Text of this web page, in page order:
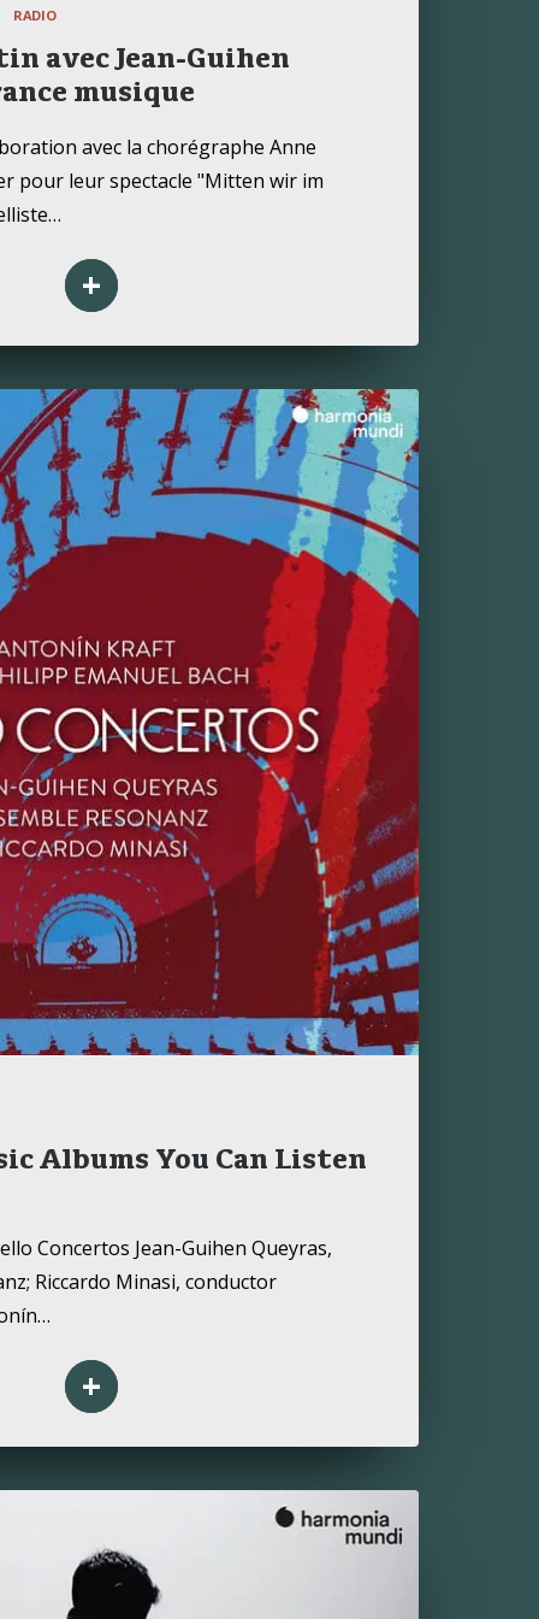
RADIO
avec Jean-Guihen
musique
avec la chorégraphe Anne
pour leur spectacle "Mitten wir im
+
Albums You Can Listen
Concertos Jean-Guihen Queyras,
Riccardo Minasi, conductor
+